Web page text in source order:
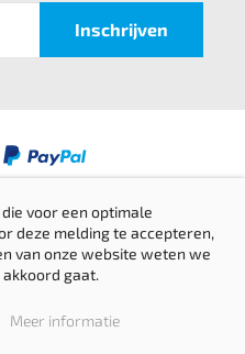
retournering
voor een optimale
deze melding te accepteren,
van onze website weten we
gaat.
Meer informatie